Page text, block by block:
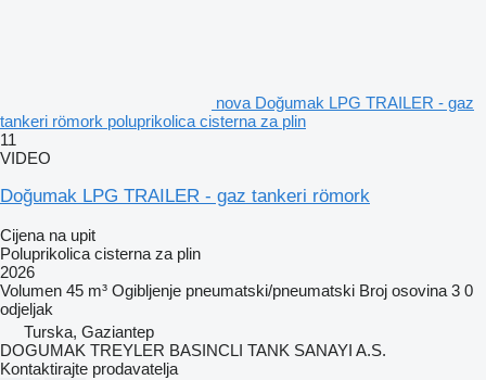
nova Doğumak LPG TRAILER - gaz
tankeri römork poluprikolica cisterna za plin
11
VIDEO
Doğumak LPG TRAILER - gaz tankeri römork
Cijena na upit
Poluprikolica cisterna za plin
2026
Volumen 45 m³ Ogibljenje pneumatski/pneumatski Broj osovina 3 0
odjeljak
Turska, Gaziantep
DOGUMAK TREYLER BASINCLI TANK SANAYI A.S.
Kontaktirajte prodavatelja